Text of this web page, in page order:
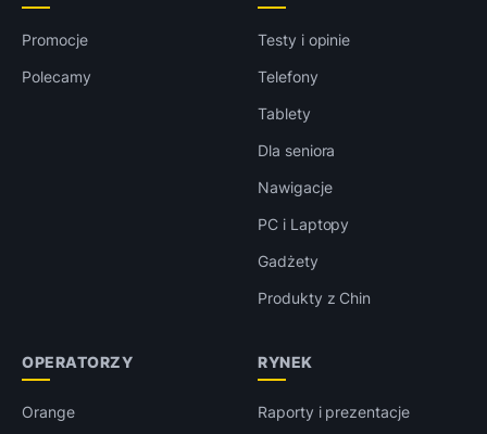
Promocje
Polecamy
Testy i opinie
Telefony
Tablety
Dla seniora
Nawigacje
PC i Laptopy
Gadżety
Produkty z Chin
OPERATORZY
Orange
RYNEK
Raporty i prezentacje